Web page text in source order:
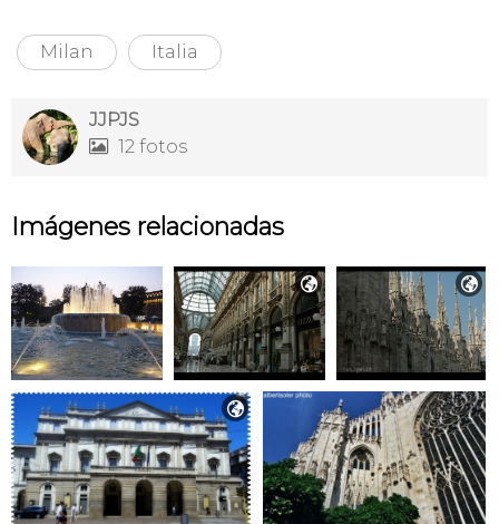
Milan Italia
JJPJS
 12 fotos
Imágenes relacionadas
 
